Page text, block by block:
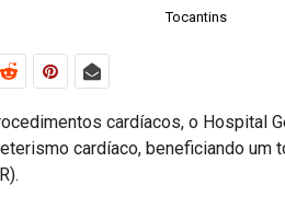
Tocantins
cardíacos, o Hospital
cardíaco, beneficiando um